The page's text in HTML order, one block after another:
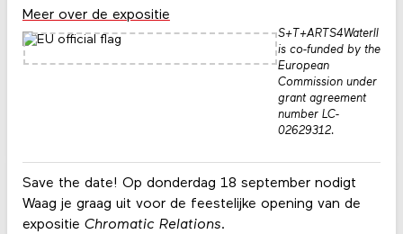
Save the date! Op donderdag 18 september nodigt
Waag je graag uit voor de feestelijke opening van de
expositie Chromatic Relations.
Meer over de expositie
S+T+ARTS4WaterII
is co-funded by the
European
Commission under
grant agreement
number LC-
02629312.